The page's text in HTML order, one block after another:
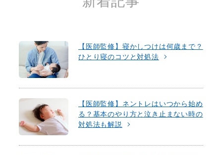
【医師監修】寝かしつけは何歳まで？
ひとり寝のコツと対処法
【医師監修】ネントレはいつから始め
る？基本のやり方と泣き止まない時の
対処法も解説